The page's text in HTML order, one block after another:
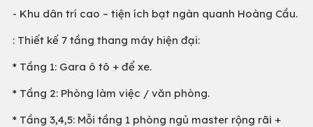
- Khu dân trí cao – tiện ích bạt ngàn quanh Hoàng Cầu.
: Thiết kế 7 tầng thang máy hiện đại:
* Tầng 1: Gara ô tô + để xe.
* Tầng 2: Phòng làm việc / văn phòng.
* Tầng 3,4,5: Mỗi tầng 1 phòng ngủ master rộng rãi +